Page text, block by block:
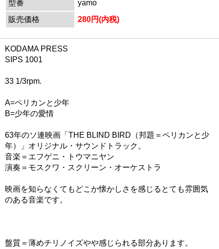
型番
yamo
販売価格
280円(内税)
KODAMA PRESS
SIPS 1001
33 1/3rpm.
A=ペリカンと少年
B=少年の愛情
63年のソ連映画「THE BLIND BIRD（邦題＝ペリカンと少
年）」オリジナル・サウンドトラック。
音楽＝エフゲニ・トウマニヤン
演奏＝モスクワ・スクリーン・オーケストラ
映画を知らなくてもどこか懐かしさを感じるとても雰囲気
のある音楽です。
盤質＝薄めチリノイズやや感じられる部分あります。